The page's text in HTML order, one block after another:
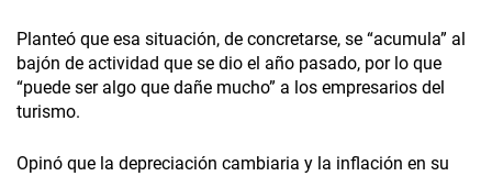
Planteó que esa situación, de concretarse, se “acumula” al
bajón de actividad que se dio el año pasado, por lo que
“puede ser algo que dañe mucho” a los empresarios del
turismo.
Opinó que la depreciación cambiaria y la inflación en su